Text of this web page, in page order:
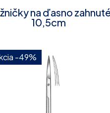
na ďasno
10,5cm
-49%